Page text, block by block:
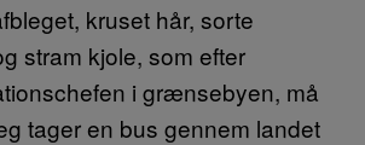
kruset hår, sorte
stram kjole, som efter
i grænsebyen, må
tager en bus gennem landet